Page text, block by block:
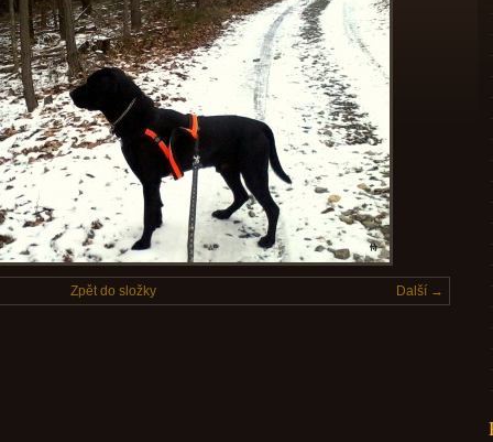
Další →
Zpět do složky